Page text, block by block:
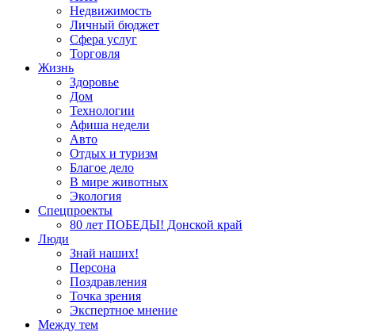
Недвижимость
Личный бюджет
Сфера услуг
Торговля
Жизнь
Здоровье
Дом
Технологии
Афиша недели
Авто
Отдых и туризм
Благое дело
В мире животных
Экология
Спецпроекты
80 лет ПОБЕДЫ! Донской край
Люди
Знай наших!
Персона
Поздравления
Точка зрения
Экспертное мнение
Между тем